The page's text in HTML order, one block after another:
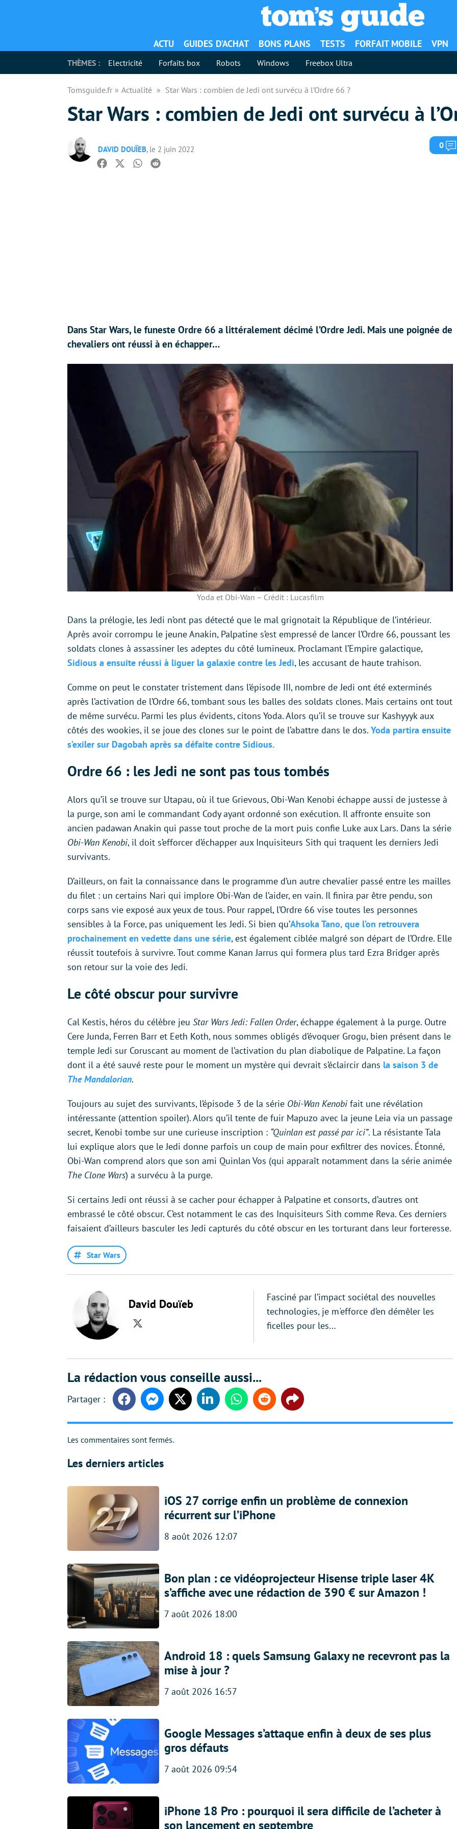
ACTU GUIDES D’ACHAT BONS PLANS TESTS FORFAIT MOBILE VPN
THÈMES : Electricité Forfaits box Robots Windows Freebox Ultra
Tomsguide.fr Actualité Star Wars : combien de Jedi ont survécu à l’Ordre 66 ?
Star Wars : combien de Jedi ont survécu à
DAVID DOUÏEB, le 2 juin 2022 0
Facebook
TwitterWhatsapp
Reddit
Dans Star Wars, le funeste Ordre 66 a littéralement décimé l’Ordre Jedi. Mais une poignée de
chevaliers ont réussi à en échapper…
Yoda et Obi-Wan – Crédit : Lucasfilm
Dans la prélogie, les Jedi n’ont pas détecté que le mal grignotait la République de l’intérieur.
Après avoir corrompu le jeune Anakin, Palpatine s’est empressé de lancer l’Ordre 66, poussant les
soldats clones à assassiner les adeptes du côté lumineux. Proclamant l’Empire galactique,
Sidious a ensuite réussi à liguer la galaxie contre les Jedi, les accusant de haute trahison.
Comme on peut le constater tristement dans l’épisode III, nombre de Jedi ont été exterminés
après l’activation de l’Ordre 66, tombant sous les balles des soldats clones. Mais certains ont tout
de même survécu. Parmi les plus évidents, citons Yoda. Alors qu’il se trouve sur Kashyyyk aux
côtés des wookies, il se joue des clones sur le point de l’abattre dans le dos. Yoda partira ensuite
s’exiler sur Dagobah après sa défaite contre Sidious.
Ordre 66 : les Jedi ne sont pas tous tombés
Alors qu’il se trouve sur Utapau, où il tue Grievous, Obi-Wan Kenobi échappe aussi de justesse à
la purge, son ami le commandant Cody ayant ordonné son exécution. Il affronte ensuite son
ancien padawan Anakin qui passe tout proche de la mort puis confie Luke aux Lars. Dans la série
Obi-Wan Kenobi, il doit s’efforcer d’échapper aux Inquisiteurs Sith qui traquent les derniers Jedi
survivants.
D’ailleurs, on fait la connaissance dans le programme d’un autre chevalier passé entre les mailles
du filet : un certains Nari qui implore Obi-Wan de l’aider, en vain. Il finira par être pendu, son
corps sans vie exposé aux yeux de tous. Pour rappel, l’Ordre 66 vise toutes les personnes
sensibles à la Force, pas uniquement les Jedi. Si bien qu’Ahsoka Tano, que l’on retrouvera
prochainement en vedette dans une série, est également ciblée malgré son départ de l’Ordre. Elle
réussit toutefois à survivre. Tout comme Kanan Jarrus qui formera plus tard Ezra Bridger après
son retour sur la voie des Jedi.
Le côté obscur pour survivre
Cal Kestis, héros du célèbre jeu Star Wars Jedi: Fallen Order, échappe également à la purge. Outre
Cere Junda, Ferren Barr et Eeth Koth, nous sommes obligés d’évoquer Grogu, bien présent dans le
temple Jedi sur Coruscant au moment de l’activation du plan diabolique de Palpatine. La façon
dont il a été sauvé reste pour le moment un mystère qui devrait s’éclaircir dans la saison 3 de
The Mandalorian.
Toujours au sujet des survivants, l’épisode 3 de la série Obi-Wan Kenobi fait une révélation
intéressante (attention spoiler). Alors qu’il tente de fuir Mapuzo avec la jeune Leia via un passage
secret, Kenobi tombe sur une curieuse inscription : “Quinlan est passé par ici”. La résistante Tala
lui explique alors que le Jedi donne parfois un coup de main pour exfiltrer des novices. Étonné,
Obi-Wan comprend alors que son ami Quinlan Vos (qui apparaît notamment dans la série animée
The Clone Wars) a survécu à la purge.
Si certains Jedi ont réussi à se cacher pour échapper à Palpatine et consorts, d’autres ont
embrassé le côté obscur. C’est notamment le cas des Inquisiteurs Sith comme Reva. Ces derniers
faisaient d’ailleurs basculer les Jedi capturés du côté obscur en les torturant dans leur forteresse.
Star Wars
David Douïeb
Twitter
Fasciné par l’impact sociétal des nouvelles
technologies, je m'efforce d’en démêler les
ficelles pour les…
La rédaction vous conseille aussi...
FacebookMessengerTwitter LinkedinWhatsappReddit Share
Les commentaires sont fermés.
Les derniers articles
iOS 27 corrige enfin un problème de connexion
récurrent sur l’iPhone
8 août 2026 12:07
Bon plan : ce vidéoprojecteur Hisense triple laser 4K
s’affiche avec une rédaction de 390 € sur Amazon !
7 août 2026 18:00
Android 18 : quels Samsung Galaxy ne recevront pas la
mise à jour ?
7 août 2026 16:57
Google Messages s’attaque enfin à deux de ses plus
gros défauts
7 août 2026 09:54
iPhone 18 Pro : pourquoi il sera difficile de l’acheter à
son lancement en septembre